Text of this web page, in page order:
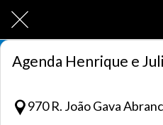
Agenda Henrique e
970 R. João Gava